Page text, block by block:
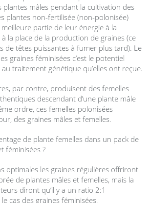
plantes mâles pendant la cultivation des
plantes non-fertilisée (non-polonisée)
partie de leur énergie à la
à la place de la production de graines (ce
de têtes puissantes à fumer plus tard). Le
graines féminisées c’est le potentiel
traitement génétique qu’elles ont reçue.
par contre, produisent des femelles
descendant d’une plante mâle
ordre, ces femelles polonisées
des graines mâles et femelles.
de plante femelles dans un pack de
féminisées ?
optimales les graines régulières offriront
de plantes mâles et femelles, mais la
diront qu’il y a un ratio 2:1
cas des graines féminisées,